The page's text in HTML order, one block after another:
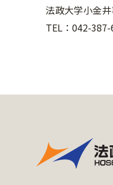
法政大学小金
TEL：042-387-